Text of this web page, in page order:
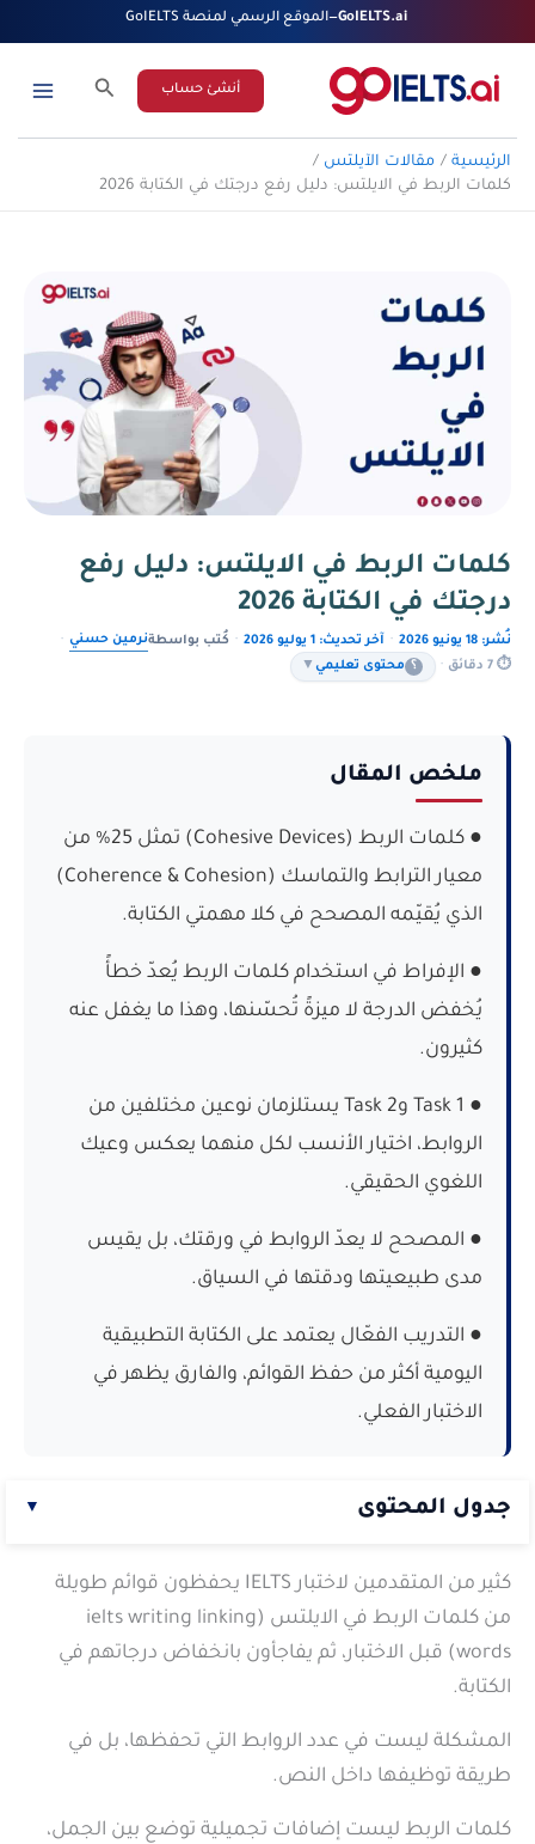
إلى
المحتوى
GoIELTS.ai
—الموقع الرسمي لمنصة GoIELTS
أنشئ حساب البحث
الرئيسية
مقالات الآيلتس
كلمات الربط في الايلتس: دليل رفع درجتك في الكتابة 2026
كلمات الربط في الايلتس: دليل رفع
درجتك في الكتابة 2026
نُشر: 18 يونيو 2026 · آخر تحديث: 1 يوليو 2026 · كُتب بواسطةنرمين حسني ·
⏱ 7 دقائق
· ؟ محتوى تعليمي ▼
ملخص المقال
● كلمات الربط (Cohesive Devices) تمثل 25% من
معيار الترابط والتماسك (Coherence & Cohesion)
الذي يُقيّمه المصحح في كلا مهمتي الكتابة.
● الإفراط في استخدام كلمات الربط يُعدّ خطأً
يُخفض الدرجة لا ميزةً تُحسّنها، وهذا ما يغفل عنه
كثيرون.
● Task 1 وTask 2 يستلزمان نوعين مختلفين من
الروابط، اختيار الأنسب لكل منهما يعكس وعيك
اللغوي الحقيقي.
● المصحح لا يعدّ الروابط في ورقتك، بل يقيس
مدى طبيعيتها ودقتها في السياق.
● التدريب الفعّال يعتمد على الكتابة التطبيقية
اليومية أكثر من حفظ القوائم، والفارق يظهر في
الاختبار الفعلي.
جدول المحتوى ▼
ما هي كلمات الربط في الايلتس؟ وكيف تؤثر في درجتك؟
أهم كلمات الربط للكتابة في الايلتس
الفرق بين كلمات الربط في Task 1 وTask 2 وكيف تختار
الأنسب لكل منهما
كيف تبني تدريباً منظماً على كلمات الربط قبل يوم الاختبار
ترفعها؟
كثير من المتقدمين لاختبار IELTS يحفظون قوائم طويلة
من كلمات الربط في الايلتس (ielts writing linking
words) قبل الاختبار، ثم يفاجأون بانخفاض درجاتهم في
الكتابة.
المشكلة ليست في عدد الروابط التي تحفظها، بل في
طريقة توظيفها داخل النص.
كلمات الربط ليست إضافات تجميلية توضع بين الجمل،